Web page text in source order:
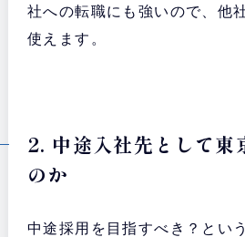
社への転職にも強いので、他
使えます。
2. 中途入社先として東
のか
中途採用を目指すべき？とい